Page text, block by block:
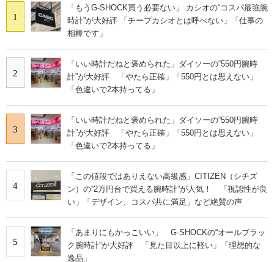
1
「もうG-SHOCK買う必要ない」 カシオの“コスパ最強腕
時計”が大好評 「チープカシオとは呼べない」「仕事の
相棒です」
2
「いい時計だねと褒められた」ダイソーの“550円腕時
計”が大好評 「やたら正確」「550円とは思えない」
「色違いで2本持ってる」
3
「いい時計だねと褒められた」ダイソーの“550円腕時
計”が大好評 「やたら正確」「550円とは思えない」
「色違いで2本持ってる」
4
「この値段ではありえない高級感」CITIZEN（シチズ
ン）の“2万円台で買える腕時計”が人気！ 「視認性が良
い」「デザイン、コスパ共に満足」など絶賛の声
5
「あまりにもかっこいい」 G-SHOCKの“オールブラッ
ク腕時計”が大好評 「見た目以上に軽い」「理想的な
逸品」